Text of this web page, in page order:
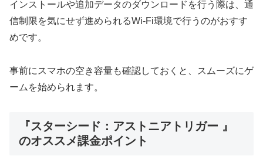
インストールや追加データのダウンロードを行う際は、通
信制限を気にせず進められるWi-Fi環境で行うのがおすす
めです。
事前にスマホの空き容量も確認しておくと、スムーズにゲ
ームを始められます。
『スターシード：アストニアトリガー 』
のオススメ課金ポイント